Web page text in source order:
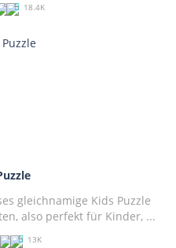
NOW!
18.4K
gleichnamige Kids Puzzle
also perfekt für Kinder, ...
13K